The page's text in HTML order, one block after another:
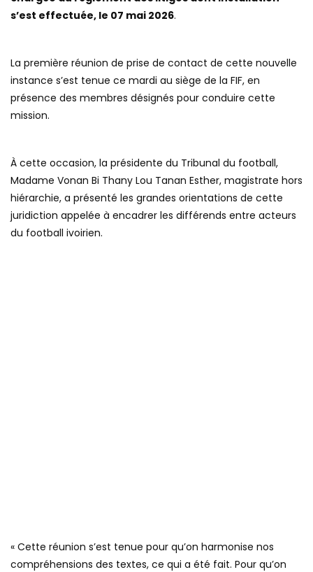
s’est effectuée, le 07 mai 2026.
La première réunion de prise de contact de cette nouvelle
instance s’est tenue ce mardi au siège de la FIF, en
présence des membres désignés pour conduire cette
mission.
À cette occasion, la présidente du Tribunal du football,
Madame Vonan Bi Thany Lou Tanan Esther, magistrate hors
hiérarchie, a présenté les grandes orientations de cette
juridiction appelée à encadrer les différends entre acteurs
du football ivoirien.
« Cette réunion s’est tenue pour qu’on harmonise nos
compréhensions des textes, ce qui a été fait. Pour qu’on